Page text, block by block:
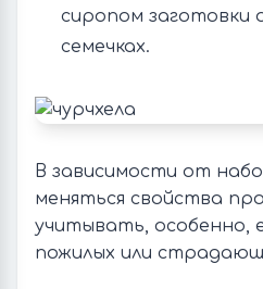
сиропом заготовки
семечках.
В зависимости от
меняться свойства
учитывать, особенно,
пожилых или